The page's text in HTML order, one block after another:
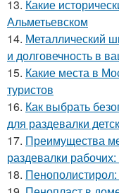
13. Какие
Альметьевском
14. Металлический
и долговечность в
15. Какие места в
туристов
16. Как выбрать
для раздевалки
17. Преимущества
раздевалки
18.